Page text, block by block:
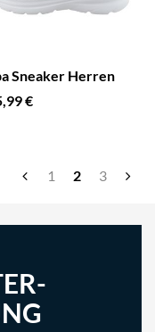
Sneaker Herren
€
1 2 3